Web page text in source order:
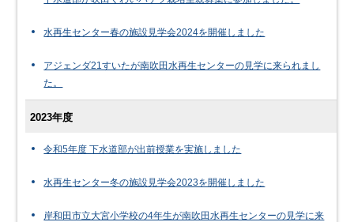
水再生センター春の施設見学会2024を開催しました
アジェンダ21すいたが南吹田水再生センターの見学に来られまし
た。
2023年度
令和5年度 下水道部が出前授業を実施しました
水再生センター冬の施設見学会2023を開催しました
岸和田市立大宮小学校の4年生が南吹田水再生センターの見学に来